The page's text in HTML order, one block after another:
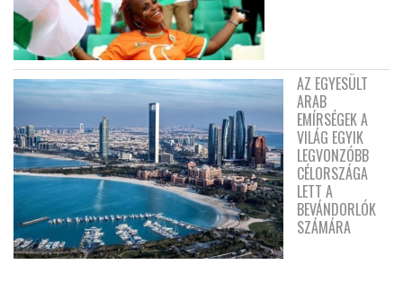
AZ EGYESÜLT
ARAB
EMÍRSÉGEK A
VILÁG EGYIK
LEGVONZÓBB
CÉLORSZÁGA
LETT A
BEVÁNDORLÓK
SZÁMÁRA